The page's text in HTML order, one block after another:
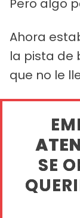
Pero algo
Ahora
la pista de
que no le
SE